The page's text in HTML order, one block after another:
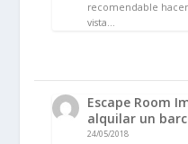
recomendable
vista…
Escape Room
alquilar un
24/05/2018